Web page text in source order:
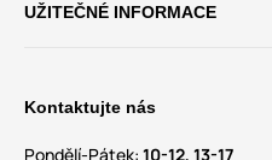
UŽITEČNÉ INFORMACE
Kontaktujte nás
Pondělí-Pátek: 10-12, 13-17